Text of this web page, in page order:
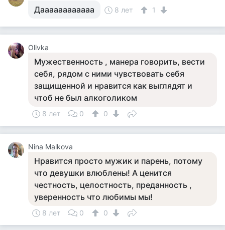
Даааааааааааа 8 лет 1
Olivka
Мужественность , манера говорить, вести
себя, рядом с ними чувствовать себя
защищенной и нравится как выглядят и
чтоб не был алкоголиком
8 лет 0 0
Nina Malkova
Нравится просто мужик и парень, потому
что девушки влюблены! А ценится
честность, целостность, преданность ,
уверенность что любимы мы!
8 лет 0 0